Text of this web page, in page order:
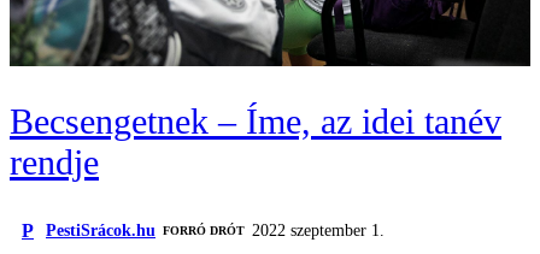
Becsengetnek – Íme, az idei tanév
rendje
P PestiSrácok.hu FORRÓ DRÓT 2022 szeptember 1.